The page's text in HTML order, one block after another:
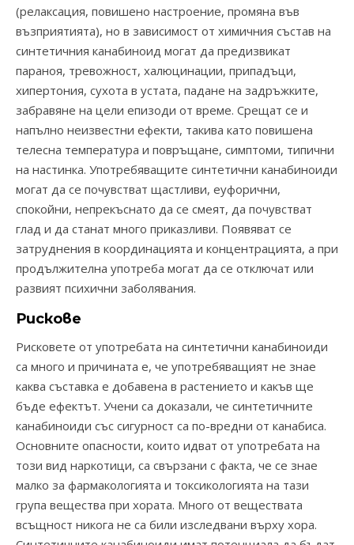
(релаксация, повишено настроение, промяна във
възприятията), но в зависимост от химичния състав на
синтетичния канабиноид могат да предизвикат
параноя, тревожност, халюцинации, припадъци,
хипертония, сухота в устата, падане на задръжките,
забравяне на цели епизоди от време. Срещат се и
напълно неизвестни ефекти, такива като повишена
телесна температура и повръщане, симптоми, типични
на настинка. Употребяващите синтетични канабиноиди
могат да се почувстват щастливи, еуфорични,
спокойни, непрекъснато да се смеят, да почувстват
глад и да станат много приказливи. Появяват се
затруднения в координацията и концентрацията, а при
продължителна употреба могат да се отключат или
развият психични заболявания.
Рискове
Рисковете от употребата на синтетични канабиноиди
са много и причината е, че употребяващият не знае
каква съставка е добавена в растението и какъв ще
бъде ефектът. Учени са доказали, че синтетичните
канабиноиди със сигурност са по-вредни от канабиса.
Основните опасности, които идват от употребата на
този вид наркотици, са свързани с факта, че се знае
малко за фармакологията и токсикологията на тази
група вещества при хората. Много от веществата
всъщност никога не са били изследвани върху хора.